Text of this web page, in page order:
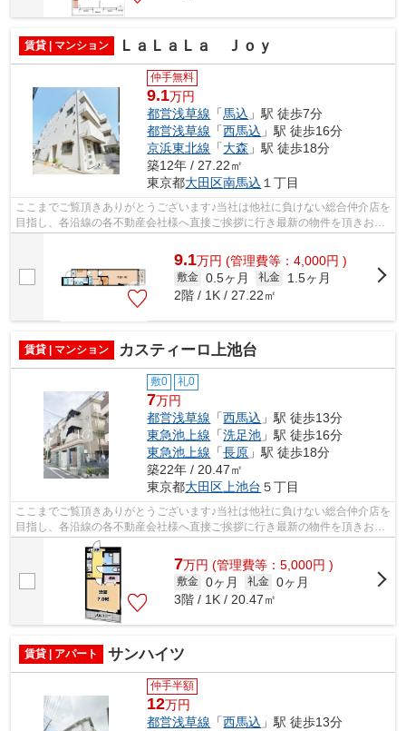
賃貸 | マンション ＬａＬａＬａ Ｊｏｙ
仲手無料
9.1万円
都営浅草線 「馬込 」駅 徒歩7分
都営浅草線 「西馬込 」駅 徒歩16分
京浜東北線 「大森 」駅 徒歩18分
築12年 / 27.22㎡
東京都大田区南馬込 １丁目
ここまでご覧頂きありがとうございます♪当社は他社に負けない総合仲介店を
目指し、各沿線の各不動産会社様へ直接ご挨拶に行き最新の物件を頂きお客
9.1万円 (管理費等：4,000円 )
敷金 0.5ヶ月 礼金
1.5ヶ月
2階 / 1K / 27.22㎡
賃貸 | マンション カスティーロ上池台
敷0 礼0
7万円
都営浅草線 「西馬込 」駅 徒歩13分
東急池上線 「洗足池 」駅 徒歩16分
東急池上線 「長原 」駅 徒歩18分
築22年 / 20.47㎡
東京都大田区 上池台 ５丁目
ここまでご覧頂きありがとうございます♪当社は他社に負けない総合仲介店を
目指し、各沿線の各不動産会社様へ直接ご挨拶に行き最新の物件を頂きお客
様へ提供しております！最新の情報は...
7万円 (管理費等：5,000円 )
敷金 0ヶ月 礼金 0ヶ月
3階 / 1K / 20.47㎡
賃貸 | アパート サンハイツ
仲手半額
12万円
都営浅草線 「西馬込 」駅 徒歩13分